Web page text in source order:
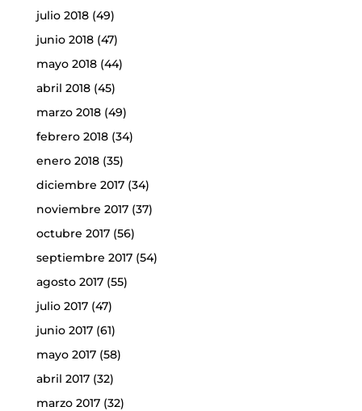
julio 2018(49)
junio 2018(47)
mayo 2018(44)
abril 2018(45)
marzo 2018(49)
febrero 2018(34)
enero 2018(35)
diciembre 2017(34)
noviembre 2017(37)
octubre 2017(56)
septiembre 2017(54)
agosto 2017(55)
julio 2017(47)
junio 2017(61)
mayo 2017(58)
abril 2017(32)
marzo 2017(32)